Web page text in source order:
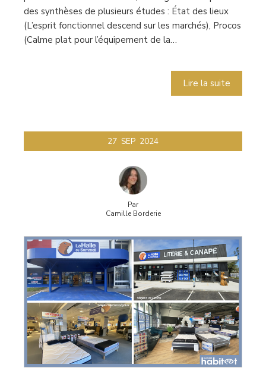
des synthèses de plusieurs études : État des lieux
(L’esprit fonctionnel descend sur les marchés), Procos
(Calme plat pour l’équipement de la…
Lire la suite
27 SEP 2024
Par
Camille Borderie